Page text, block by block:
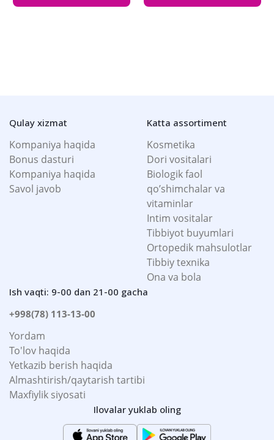
Qulay xizmat
Kompaniya haqida
Bonus dasturi
Kompaniya haqida
Savol javob
Katta assortiment
Kosmetika
Dori vositalari
Biologik faol
qo’shimchalar va
vitaminlar
Intim vositalar
Tibbiyot buyumlari
Ortopedik mahsulotlar
Tibbiy texnika
Ona va bola
Ish vaqti: 9-00 dan 21-00 gacha
+998(78) 113-13-00
Yordam
To'lov haqida
Yetkazib berish haqida
Almashtirish/qaytarish tartibi
Maxfiylik siyosati
Ilovalar yuklab oling